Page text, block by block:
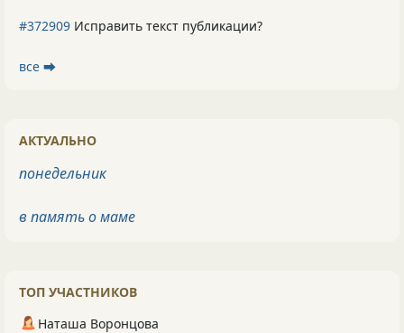
#372909 Исправить текст публикации?
все ⮕
АКТУАЛЬНО
понедельник
в память о маме
ТОП УЧАСТНИКОВ
Наташа Воронцова